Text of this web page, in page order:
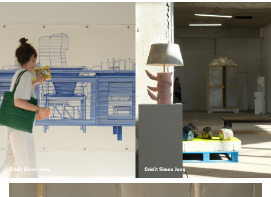
Crédit Simon Jung Crédit Simon Jung